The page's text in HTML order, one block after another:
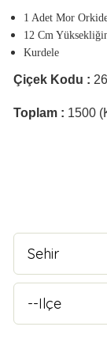
1 Adet Mor
12 Cm
Kurdele
Çiçek Kodu :
Toplam : 1500